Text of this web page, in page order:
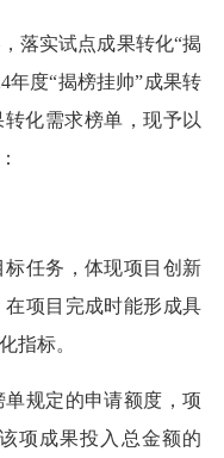
实试点成果转化“揭
年度“揭榜挂帅”成果转
化需求榜单，现予以
任务，体现项目创新
项目完成时能形成具
指标。
规定的申请额度，项
项成果投入总金额的